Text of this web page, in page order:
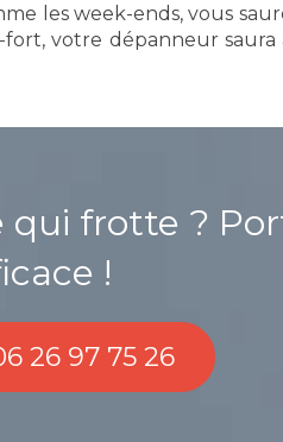
les week-ends, vous
votre dépanneur saura
qui frotte ?
!
26 97 75 26